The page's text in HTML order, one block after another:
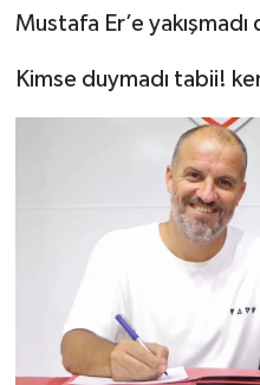
Mustafa Er’e
Kimse duymadı tabii!